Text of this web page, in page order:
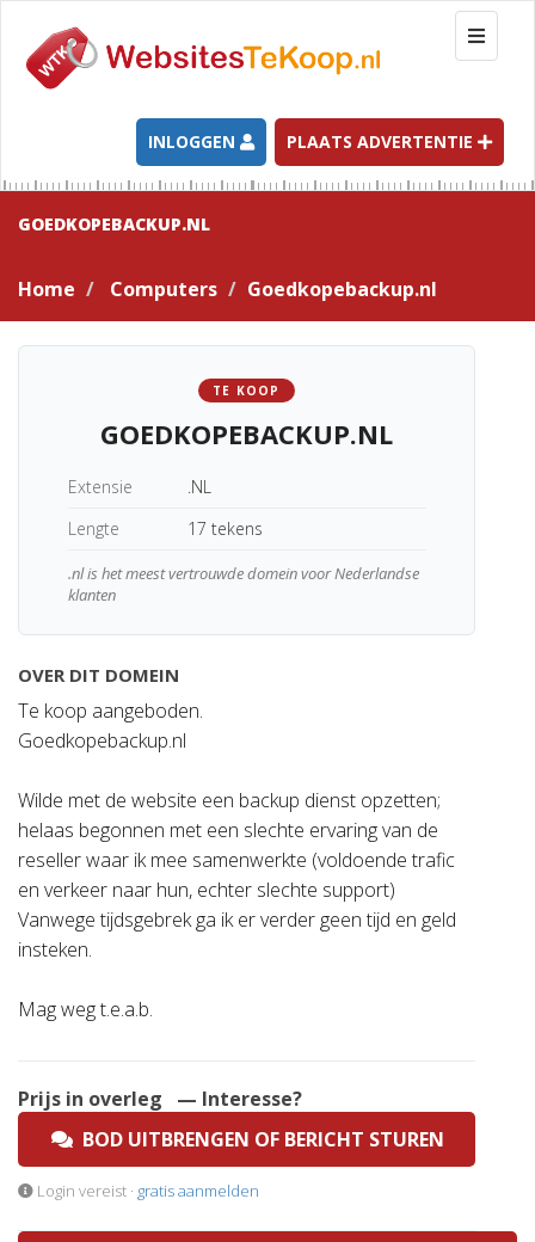
T
o
g
l
e
n
a
t
INLOGGEN PLAATS ADVERTENTIE
GOEDKOPEBACKUP.NL
Home Computers Goedkopebackup.nl
TE KOOP
GOEDKOPEBACKUP.NL
Extensie
.NL
Lengte
17 tekens
.nl is het meest vertrouwde domein voor Nederlandse
klanten
OVER DIT DOMEIN
Te koop aangeboden.
Goedkopebackup.nl
Wilde met de website een backup dienst opzetten;
helaas begonnen met een slechte ervaring van de
reseller waar ik mee samenwerkte (voldoende trafic
en verkeer naar hun, echter slechte support)
Vanwege tijdsgebrek ga ik er verder geen tijd en geld
insteken.
Mag weg t.e.a.b.
Prijs in overleg
— Interesse?
BOD UITBRENGEN OF BERICHT STUREN
Login vereist · gratis aanmelden